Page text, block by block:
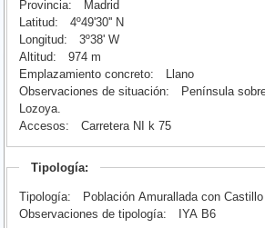
Provincia:
Madrid
Latitud:
4º49'30'' N
Longitud:
3º38' W
Altitud:
974 m
Emplazamiento concreto:
Llano
Observaciones de situación:
Península
Lozoya.
Accesos:
Carretera NI k 75
Tipología:
Tipología:
Población Amurallada con Castillo
Observaciones de tipología:
IYA B6